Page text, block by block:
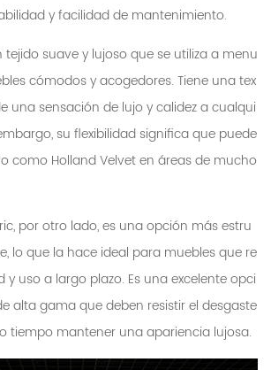
y facilidad de mantenimiento.
tejido suave y lujoso que se utiliza a menu
cómodos y acogedores. Tiene una tex
una sensación de lujo y calidez a cualqui
su flexibilidad significa que puede
como Holland Velvet en áreas de mucho
por otro lado, es una opción más estru
lo que la hace ideal para muebles que re
uso a largo plazo. Es una excelente opci
alta gama que deben resistir el desgaste
tiempo mantener una apariencia lujosa.